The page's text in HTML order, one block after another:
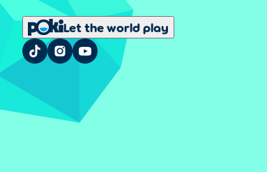
Let the world play